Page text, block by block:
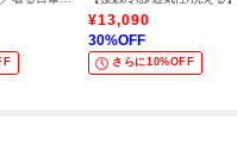
¥13,090
30%OFF
さらに10%OFF